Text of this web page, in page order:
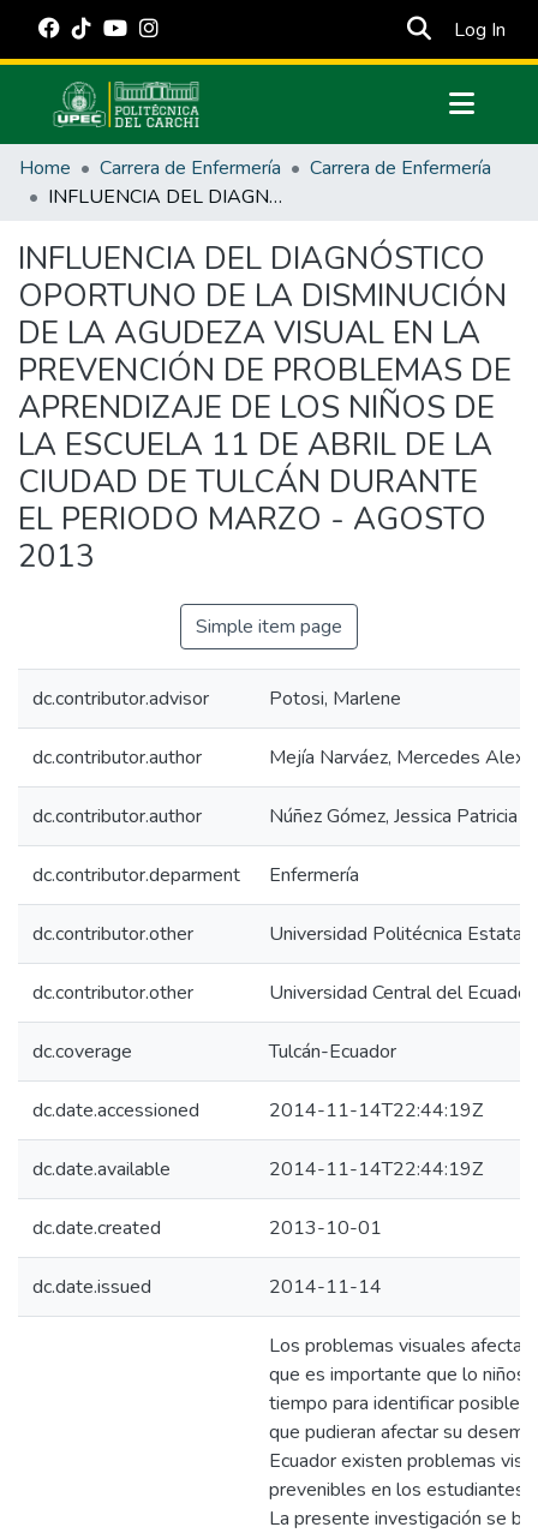
Log In
Communities & Collections
All of DSpace
Estadísticas Externas
Manuales
Home Carrera de Enfermería
Carrera de Enfermería
INFLUENCIA DEL DIAGNÓSTICO OPORTUNO DE LA DISMINUCIÓN DE LA AGUDEZA VISUAL EN LA PREVENCIÓN DE PROBLEMAS DE APRENDIZAJE DE LOS NIÑOS DE LA ESCUELA 11 DE ABRIL DE LA CIUDAD DE TULCÁN DURANTE EL PERIODO MARZO - AGOSTO 2013
INFLUENCIA DEL DIAGNÓSTICO
OPORTUNO DE LA DISMINUCIÓN
DE LA AGUDEZA VISUAL EN LA
PREVENCIÓN DE PROBLEMAS DE
APRENDIZAJE DE LOS NIÑOS DE
LA ESCUELA 11 DE ABRIL DE LA
CIUDAD DE TULCÁN DURANTE
EL PERIODO MARZO - AGOSTO
2013
Simple item page
dc.contributor.advisor Potosi, Marlene
dc.contributor.author Mejía Narváez, Mercedes
dc.contributor.author Núñez Gómez, Jessica Patricia
dc.contributor.deparment Enfermería
dc.contributor.other Universidad Politécnica Estatal
dc.contributor.other Universidad Central del Ecuador
dc.coverage Tulcán-Ecuador
dc.date.accessioned 2014-11-14T22:44:19Z
dc.date.available 2014-11-14T22:44:19Z
dc.date.created 2013-10-01
dc.date.issued 2014-11-14
Los problemas visuales
que es importante que lo niños
tiempo para identificar posibles
que pudieran afectar su
Ecuador existen problemas
prevenibles en los estudiantes
La presente investigación se